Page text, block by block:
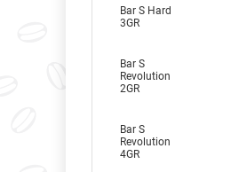
Bar S Hard
3GR
Bar S
Revolution
2GR
Bar S
Revolution
4GR